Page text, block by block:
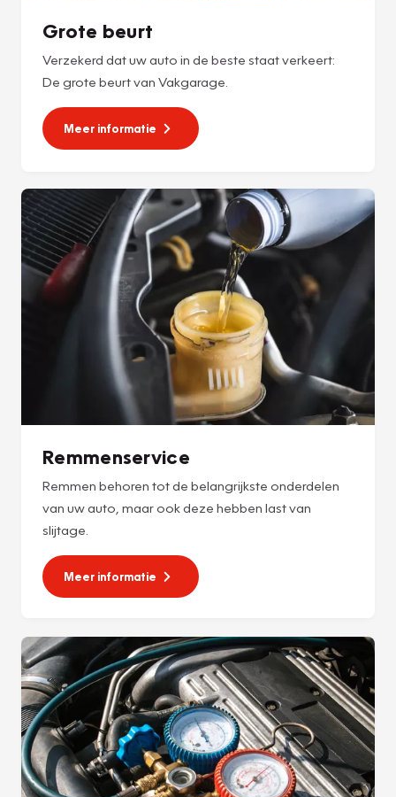
Grote beurt
Verzekerd dat uw auto in de beste staat verkeert:
De grote beurt van Vakgarage.
Meer informatie
Remmenservice
Remmen behoren tot de belangrijkste onderdelen
van uw auto, maar ook deze hebben last van
slijtage.
Meer informatie